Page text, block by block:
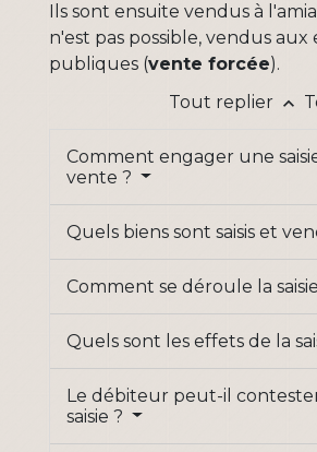
Ils sont ensuite vendus à
n'est pas possible, vendus aux
publiques (vente forcée).
Tout replier keyboard_arrow_up
Comment engager une
vente ?
Quels biens sont saisis et
Comment se déroule la
Quels sont les effets de la
Le débiteur peut-il
saisie ?